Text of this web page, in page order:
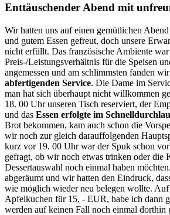
Enttäuschender Abend mit
Wir hatten uns auf einen gemütlichen
und gutem Essen gefreut, doch unsere
nicht erfüllt. Das französische Ambiente
Preis-/Leistungsverhältnis für die Speisen
angemessen und am schlimmsten fanden
abfertigenden Service. Die Dame im
man hat sich überhaupt nicht willkommen
18. 00 Uhr unseren Tisch reserviert, der
und das Essen erfolgte im
Brot bekommen, kam auch schon die
wir noch zur gleich darauffolgenden
kurz vor 19. 00 Uhr war der Spuk schon
gefragt, ob wir noch etwas trinken oder die
Dessertauswahl noch einmal haben
abgeräumt und wir hatten den Eindruck,
wie möglich wieder neu belegen wollte. Auf
Apfelkuchen für 15, - EUR, habe ich dann
werden auf keinen Fall noch einmal dorthin